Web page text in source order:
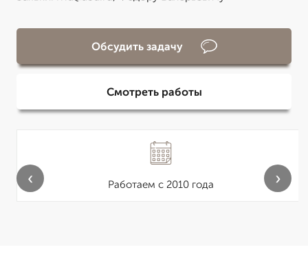
Обсудить задачу
Смотреть работы
Работаем с 2010 года
‹ ›